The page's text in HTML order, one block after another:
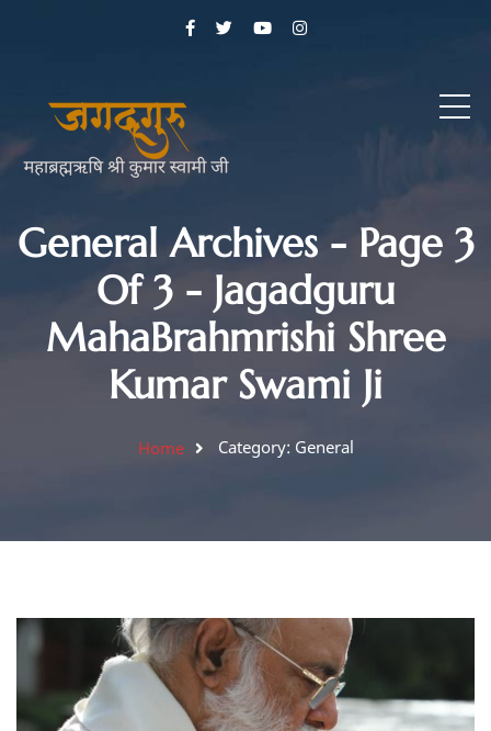
General Archives - Page 3
Of 3 - Jagadguru
MahaBrahmrishi Shree
Kumar Swami Ji
Home Category: General